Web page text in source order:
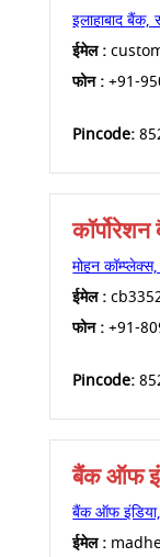
इलाहाबाद
ईमेल :
फोन :+91-
Pincode:
मोहन
ईमेल :
फोन :+91-
Pincode:
बैंक ऑफ
बैंक ऑफ इंडिया,
ईमेल :